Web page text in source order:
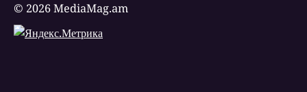
© 2026 MediaMag.am